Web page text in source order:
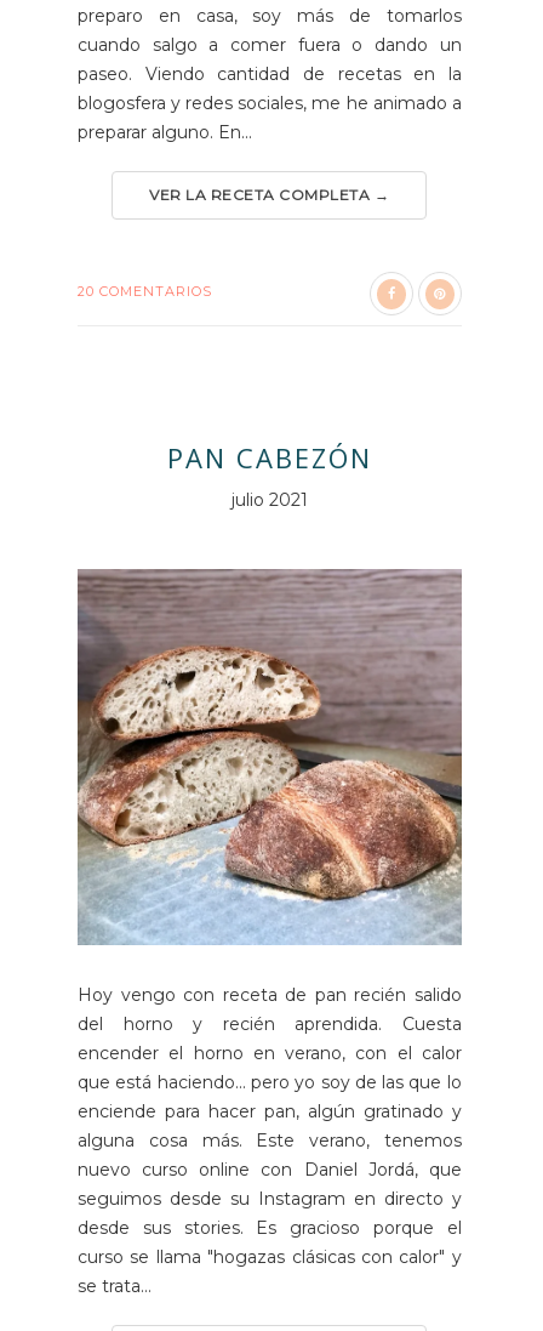
preparo en casa, soy más de tomarlos
cuando salgo a comer fuera o dando un
paseo. Viendo cantidad de recetas en la
blogosfera y redes sociales, me he animado a
preparar alguno. En...
VER LA RECETA COMPLETA →
20 COMENTARIOS
PAN CABEZÓN
julio 2021
Hoy vengo con receta de pan recién salido
del horno y recién aprendida. Cuesta
encender el horno en verano, con el calor
que está haciendo... pero yo soy de las que lo
enciende para hacer pan, algún gratinado y
alguna cosa más. Este verano, tenemos
nuevo curso online con Daniel Jordá, que
seguimos desde su Instagram en directo y
desde sus stories. Es gracioso porque el
curso se llama "hogazas clásicas con calor" y
se trata...